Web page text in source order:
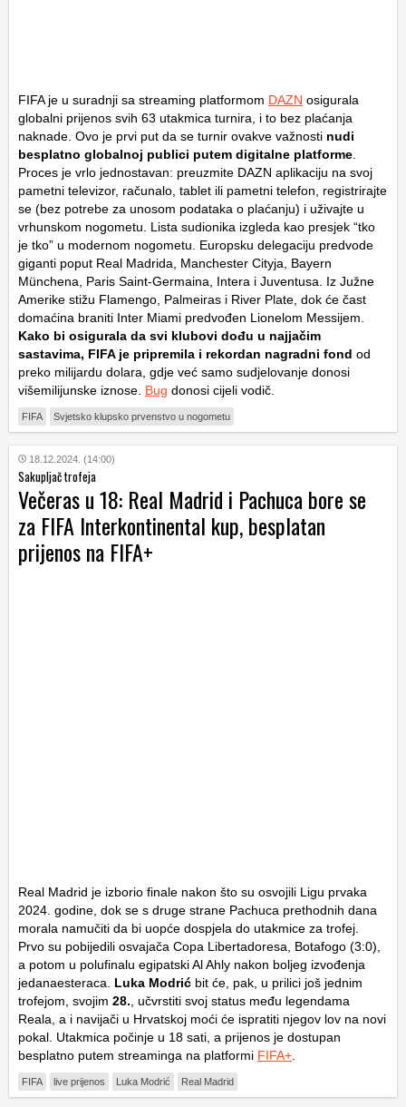
FIFA je u suradnji sa streaming platformom DAZN osigurala
globalni prijenos svih 63 utakmica turnira, i to bez plaćanja
naknade. Ovo je prvi put da se turnir ovakve važnosti nudi
besplatno globalnoj publici putem digitalne platforme
Proces je vrlo jednostavan: preuzmite DAZN aplikaciju na svoj
pametni televizor, računalo, tablet ili pametni telefon, registrirajte
se (bez potrebe za unosom podataka o plaćanju) i uživajte u
vrhunskom nogometu. Lista sudionika izgleda kao presjek “tko
je tko” u modernom nogometu. Europsku delegaciju predvode
giganti poput Real Madrida, Manchester Cityja, Bayern
Münchena, Paris Saint-Germaina, Intera i Juventusa. Iz Južne
Amerike stižu Flamengo, Palmeiras i River Plate, dok će čast
domaćina braniti Inter Miami predvođen Lionelom Messijem.
Kako bi osigurala da svi klubovi dođu u najjačim
sastavima, FIFA je pripremila i rekordan nagradni fond od
preko milijardu dolara, gdje već samo sudjelovanje donosi
višemilijunske iznose. Bug donosi cijeli vodič.
FIFA Svjetsko klupsko prvenstvo u nogometu
18.12.2024. (14:00)
Sakupljač trofeja
Večeras u 18: Real Madrid i Pachuca bore se
za FIFA Interkontinental kup, besplatan
prijenos na FIFA+
Real Madrid je izborio finale nakon što su osvojili Ligu prvaka
2024. godine, dok se s druge strane Pachuca prethodnih dana
morala namučiti da bi uopće dospjela do utakmice za trofej.
Prvo su pobijedili osvajača Copa Libertadoresa, Botafogo (3:0),
a potom u polufinalu egipatski Al Ahly nakon boljeg izvođenja
jedanaesteraca. Luka Modrić bit će, pak, u prilici još jednim
trofejom, svojim 28. , učvrstiti svoj status među legendama
Reala, a i navijači u Hrvatskoj moći će ispratiti njegov lov na novi
pokal. Utakmica počinje u 18 sati, a prijenos je dostupan
besplatno putem streaminga na platformi FIFA+
FIFA live prijenos Luka Modrić Real Madrid